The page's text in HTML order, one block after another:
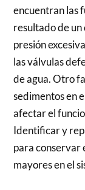
encuentran las
resultado de un
presión
las válvulas
de agua. Otro
sedimentos en
afectar el
Identificar y
para conservar
mayores en el